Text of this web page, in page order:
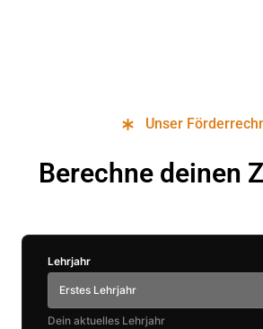
Unser
Berechne deinen
Lehrjahr
Erstes Lehrjahr
Dein aktuelles Lehrjahr